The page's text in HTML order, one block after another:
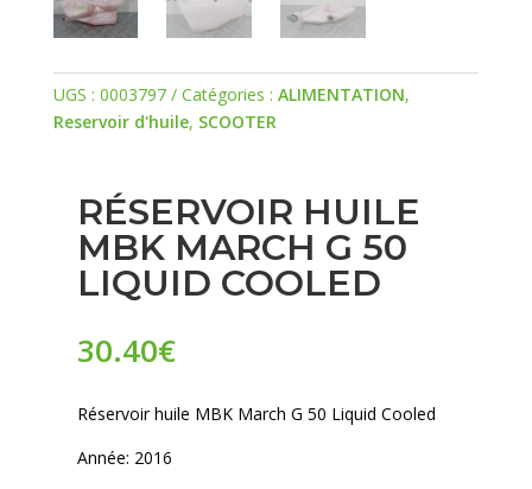
UGS : 0003797 Catégories : ALIMENTATION,
Reservoir d'huile, SCOOTER
RÉSERVOIR HUILE
MBK MARCH G 50
LIQUID COOLED
30.40€
Réservoir huile MBK March G 50 Liquid Cooled
Année: 2016